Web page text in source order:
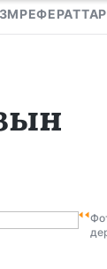
РЕФЕРАТТАР